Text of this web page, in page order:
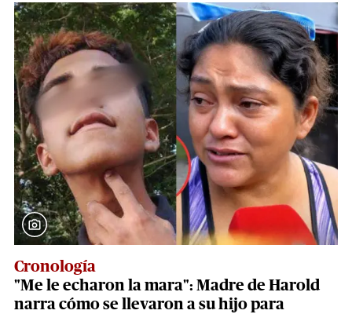
Cronología
"Me le echaron la mara": Madre de Harold
narra cómo se llevaron a su hijo para